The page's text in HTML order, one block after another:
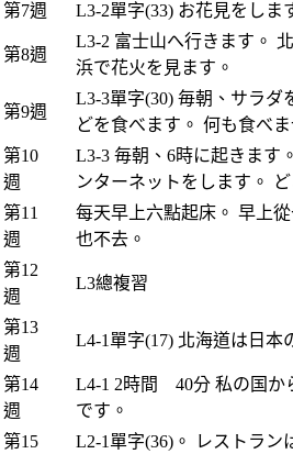
第7週
L3-2單字(33) お花見をしま
第8週
L3-2 富士山へ行きます。
浜で花火を見ます。
第9週
L3-3單字(30) 毎朝、サラダ
どを食べます。 何も食べま
第10
週
L3-3 毎朝、6時に起きます
ンターネットをします。
第11
週
每天早上六點起床。 早上
也不去。
第12
週
L3總複習
第13
週
L4-1單字(17) 北海道は日本
第14
週
L4-1 2時間 40分 私の国か
です。
第15
L2-1單字(36)。 レストラン